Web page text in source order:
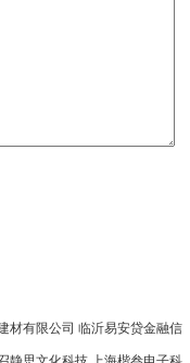
材有限公司 临沂易安贷金融信